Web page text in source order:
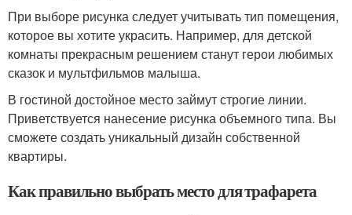
При выборе рисунка следует учитывать тип помещения,
которое вы хотите украсить. Например, для детской
комнаты прекрасным решением станут герои любимых
сказок и мультфильмов малыша.
В гостиной достойное место займут строгие линии.
Приветствуется нанесение рисунка объемного типа. Вы
сможете создать уникальный дизайн собственной
квартиры.
Как правильно выбрать место для трафарета